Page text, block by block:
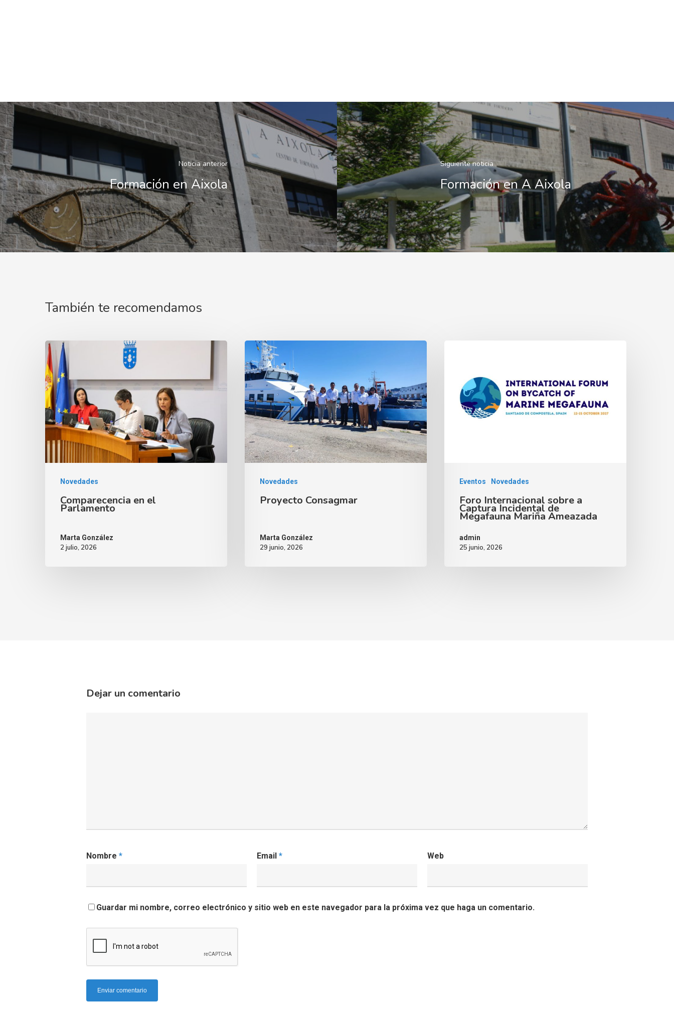
Noticia anterior
Formación en Aixola
Siguiente noticia
Formación en A Aixola
También te recomendamos
Novedades
Comparecencia en el
Parlamento
Marta González
2 julio, 2026
Novedades
Proyecto Consagmar
Marta González
29 junio, 2026
Eventos Novedades
Foro Internacional sobre a
Captura Incidental de
Megafauna Mariña Ameazada
admin
25 junio, 2026
Dejar un comentario
Nombre * Email * Web
Guardar mi nombre, correo electrónico y sitio web en este navegador para la próxima vez que haga un comentario.